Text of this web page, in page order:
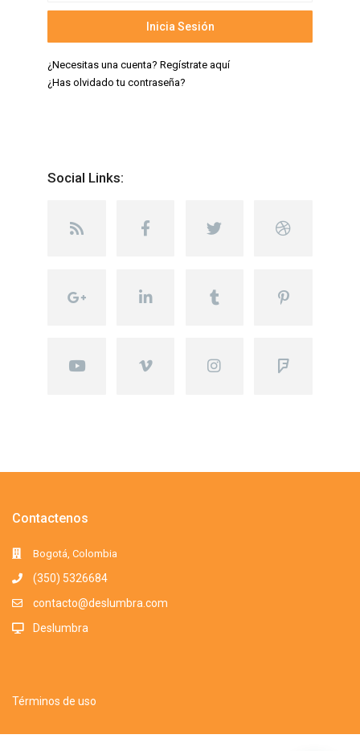
Inicia Sesión
¿Necesitas una cuenta? Regístrate aquí
¿Has olvidado tu contraseña?
Social Links:
Contactenos
Bogotá, Colombia
(350) 5326684
contacto@deslumbra.com
Deslumbra
Términos de uso